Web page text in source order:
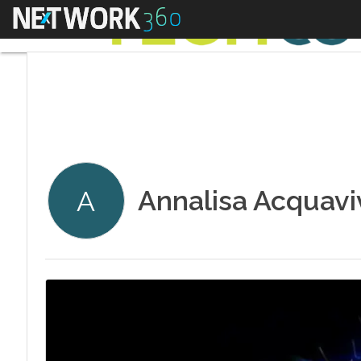
Menu
A Annalisa